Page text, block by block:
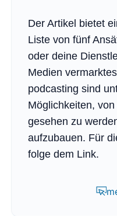
Der Artikel bietet
Liste von fünf
oder deine
Medien
podcasting sind
Möglichkeiten,
gesehen zu
aufzubauen. Für
folge dem Link.